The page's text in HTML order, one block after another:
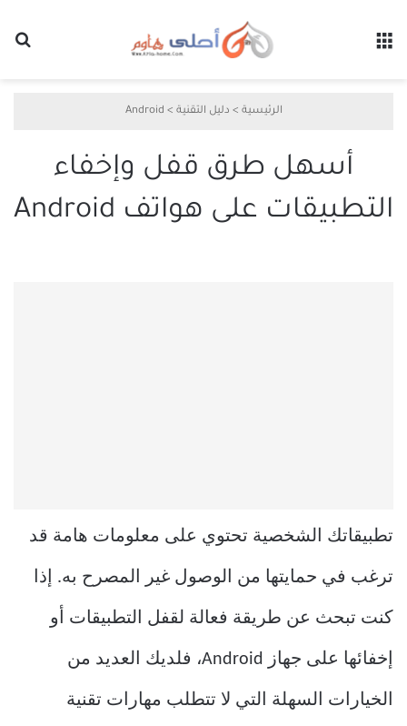
الرئيسية > دليل التقنية >
Android
أسهل طرق قفل وإخفاء
التطبيقات على هواتف Android
تطبيقاتك الشخصية تحتوي على معلومات هامة قد
ترغب في حمايتها من الوصول غير المصرح به. إذا
كنت تبحث عن طريقة فعالة لقفل التطبيقات أو
إخفائها على جهاز Android، فلديك العديد من
الخيارات السهلة التي لا تتطلب مهارات تقنية